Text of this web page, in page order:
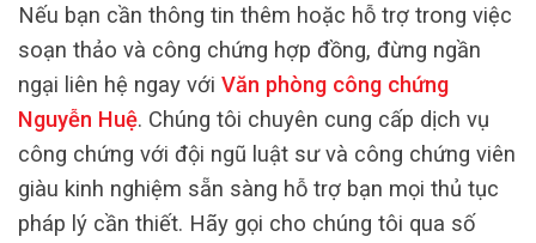
Nếu bạn cần thông tin thêm hoặc hỗ trợ trong việc
soạn thảo và công chứng hợp đồng, đừng ngần
ngại liên hệ ngay với Văn phòng công chứng
Nguyễn Huệ. Chúng tôi chuyên cung cấp dịch vụ
công chứng với đội ngũ luật sư và công chứng viên
giàu kinh nghiệm sẵn sàng hỗ trợ bạn mọi thủ tục
pháp lý cần thiết. Hãy gọi cho chúng tôi qua số